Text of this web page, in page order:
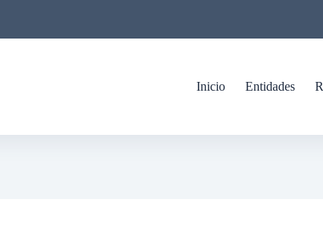
Inicio Entidades